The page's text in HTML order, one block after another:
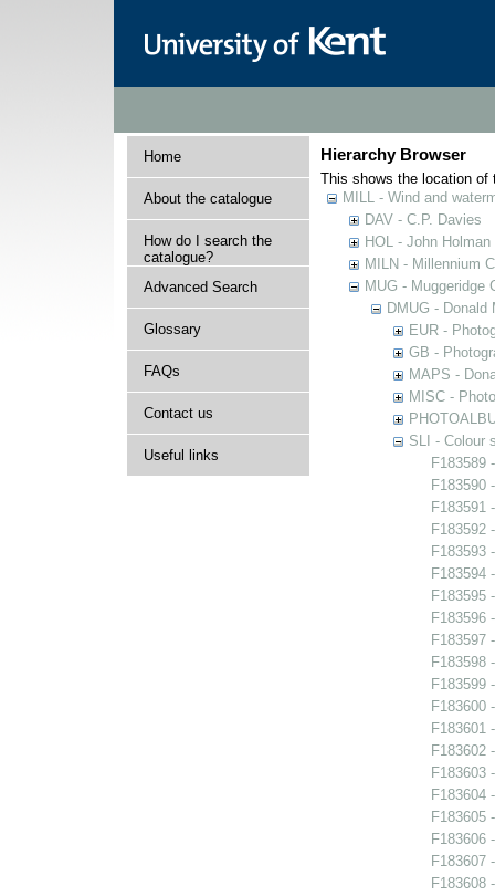
Home
About the catalogue
How do I search the
catalogue?
Advanced Search
Glossary
FAQs
Contact us
Useful links
Hierarchy Browser
This shows the location of
MILL - Wind and
DAV - C.P. Davies
HOL - John
MILN - Millennium
MUG - Muggeridge
DMUG - Donald
EUR -
GB -
MAPS -
MISC -
SLI - Colour
F183589
F183590
F183591
F183592
F183593
F183594
F183595
F183596
F183597
F183598
F183599
F183600
F183601
F183602
F183603
F183604
F183605
F183606
F183607
F183608